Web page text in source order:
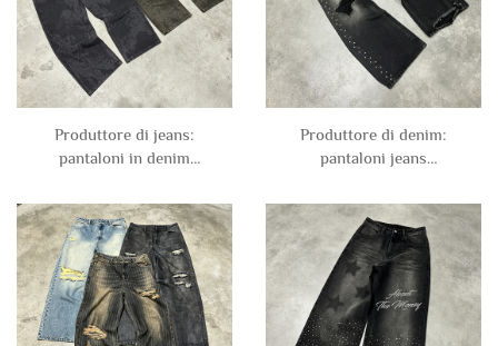
Produttore di jeans:
pantaloni in denim
lavaggio vintage, in cotone
twill, con effetto sbiancato
e stampa a scarico, a
gamba dritta e larga, per
uomo
Produttore di denim:
pantaloni jeans
con buchi, rivetti, lavaggio
vintage, effetto usato e
strappato, taglio oversize,
gamba larga e morbida,
per uomo